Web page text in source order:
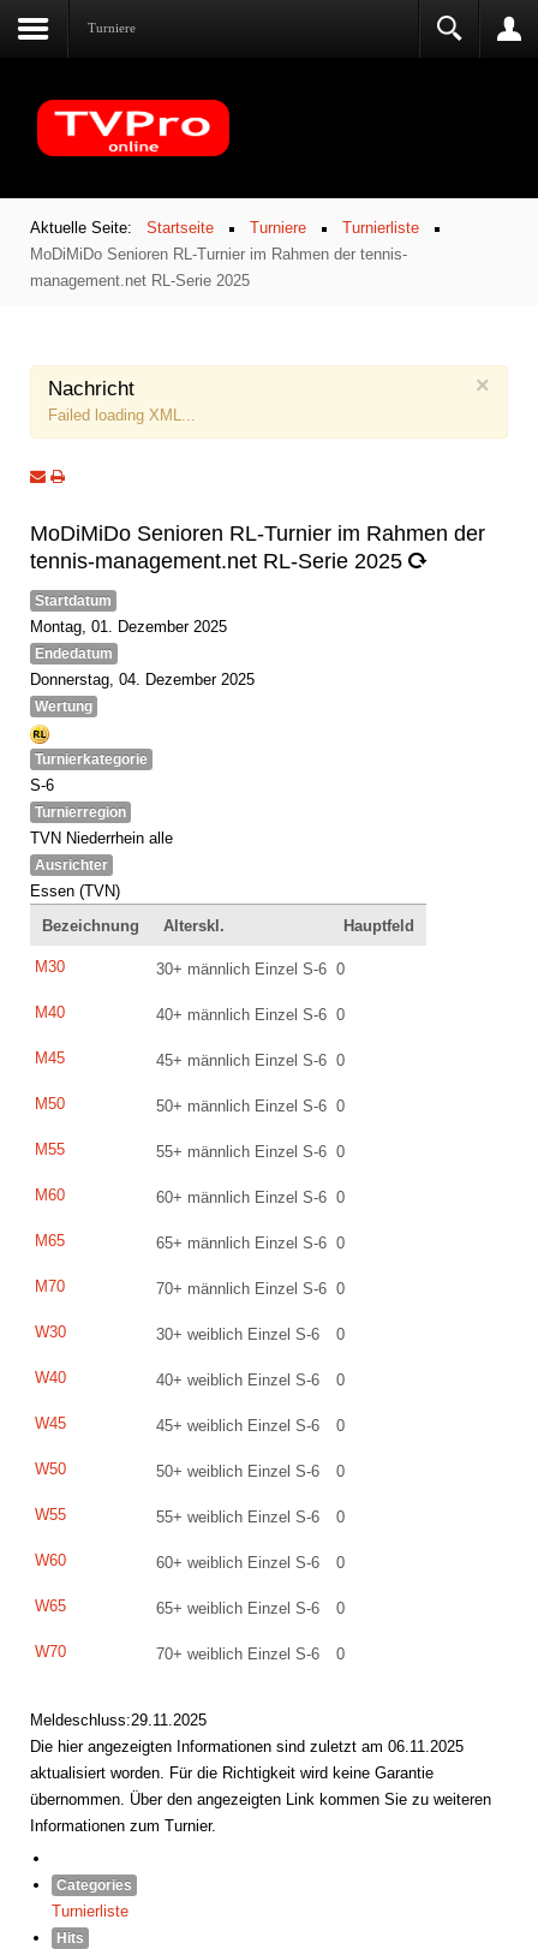
Turniere
Aktuelle Seite: Startseite Turniere
Turnierliste
MoDiMiDo Senioren RL-Turnier im Rahmen der tennis-
management.net RL-Serie 2025
×
Nachricht
Failed loading XML...
MoDiMiDo Senioren RL-Turnier im Rahmen der
tennis-management.net RL-Serie 2025
Startdatum
Montag, 01. Dezember 2025
Endedatum
Donnerstag, 04. Dezember 2025
Wertung
Turnierkategorie
S-6
Turnierregion
TVN Niederrhein alle
Ausrichter
Essen (TVN)
Bezeichnung
Alterskl. Hauptfeld
M30 30+ männlich Einzel S-6 0
M40 40+ männlich Einzel S-6 0
M45 45+ männlich Einzel S-6 0
M50 50+ männlich Einzel S-6 0
M55 55+ männlich Einzel S-6 0
M60 60+ männlich Einzel S-6 0
M65 65+ männlich Einzel S-6 0
M70 70+ männlich Einzel S-6 0
W30 30+ weiblich Einzel S-6 0
W40 40+ weiblich Einzel S-6 0
W45 45+ weiblich Einzel S-6 0
W50 50+ weiblich Einzel S-6 0
W55 55+ weiblich Einzel S-6 0
W60 60+ weiblich Einzel S-6 0
W65 65+ weiblich Einzel S-6 0
W70 70+ weiblich Einzel S-6 0
Meldeschluss:29.11.2025
Die hier angezeigten Informationen sind zuletzt am 06.11.2025
aktualisiert worden. Für die Richtigkeit wird keine Garantie
übernommen. Über den angezeigten Link kommen Sie zu weiteren
Informationen zum Turnier.
Categories
Turnierliste
Hits